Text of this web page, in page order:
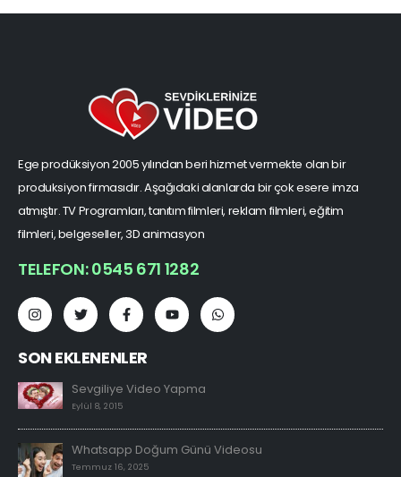
Ege prodüksiyon 2005 yılından beri hizmet vermekte olan bir
produksiyon firmasıdır. Aşağıdaki alanlarda bir çok esere imza
atmıştır. TV Programları, tanıtım filmleri, reklam filmleri, eğitim
filmleri, belgeseller, 3D animasyon
TELEFON: 0545 671 1282
SON EKLENENLER
Sevgiliye Video Yapma
Eylül 8, 2015
Whatsapp Doğum Günü Videosu
Temmuz 16, 2025